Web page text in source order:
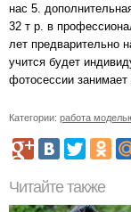
нас 5.
32 т р. в
лет предварительно
учится будет
фотосессии занимает
Категории: работа
Читайте также